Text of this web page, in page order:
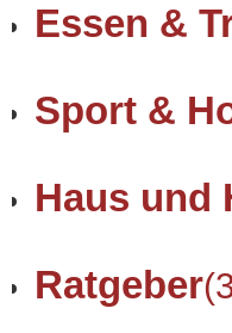
Essen &
Sport &
Haus und
Ratgeber